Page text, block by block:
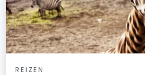
REIZEN